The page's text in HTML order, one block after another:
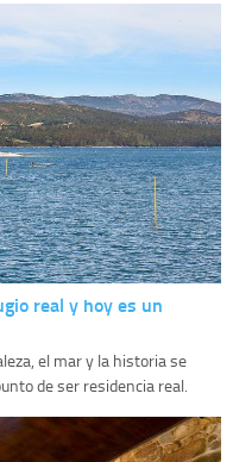
real y hoy es un
el mar y la historia se
de ser residencia real.